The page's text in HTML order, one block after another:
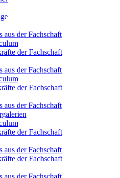
aus der Fachschaft
der Fachschaft
aus der Fachschaft
der Fachschaft
aus der Fachschaft
der Fachschaft
aus der Fachschaft
der Fachschaft
aus der Fachschaft